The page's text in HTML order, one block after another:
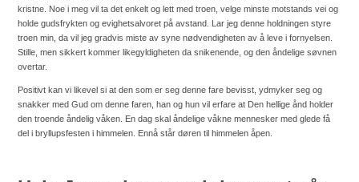
kristne. Noe i meg vil ta det enkelt og lett med troen, velge minste motstands vei og
holde gudsfrykten og evighetsalvoret på avstand. Lar jeg denne holdningen styre
troen min, da vil jeg gradvis miste av syne nødvendigheten av å leve i fornyelsen.
Stille, men sikkert kommer likegyldigheten da snikenende, og den åndelige søvnen
overtar.
Positivt kan vi likevel si at den som er seg denne fare bevisst, ydmyker seg og
snakker med Gud om denne faren, han og hun vil erfare at Den hellige ånd holder
den troende åndelig våken. En dag skal åndelige våkne mennesker med glede få
del i bryllupsfesten i himmelen. Ennå står døren til himmelen åpen.